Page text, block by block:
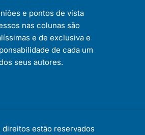
e pontos de vista
nas colunas são
e de exclusiva e
de cada um
seus autores.
direitos estão reservados